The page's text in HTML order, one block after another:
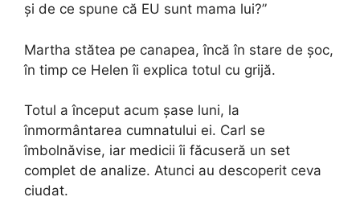
și de ce spune că EU sunt mama lui?”
Martha stătea pe canapea, încă în stare de șoc,
în timp ce Helen îi explica totul cu grijă.
Totul a început acum șase luni, la
înmormântarea cumnatului ei. Carl se
îmbolnăvise, iar medicii îi făcuseră un set
complet de analize. Atunci au descoperit ceva
ciudat.